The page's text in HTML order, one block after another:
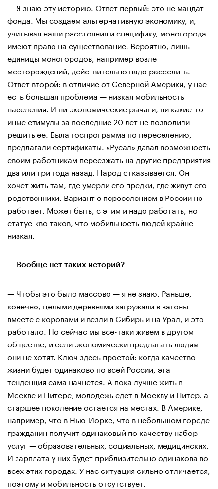
— Я знаю эту историю. Ответ первый: это не мандат
фонда. Мы создаем альтернативную экономику, и,
учитывая наши расстояния и специфику, моногорода
имеют право на существование. Вероятно, лишь
единицы моногородов, например возле
месторождений, действительно надо расселить.
Ответ второй: в отличие от Северной Америки, у нас
есть большая проблема — низкая мобильность
населения. И ни экономические рычаги, ни какие-то
иные стимулы за последние 20 лет не позволили
решить ее. Была госпрограмма по переселению,
предлагали сертификаты. «Русал» давал возможность
своим работникам переезжать на другие предприятия
два или три года назад. Народ отказывается. Он
хочет жить там, где умерли его предки, где живут его
родственники. Вариант с переселением в России не
работает. Может быть, с этим и надо работать, но
статус-кво таков, что мобильность людей крайне
низкая.
— Вообще нет таких историй?
— Чтобы это было массово — я не знаю. Раньше,
конечно, целыми деревнями загружали в вагоны
вместе с коровами и везли в Сибирь и на Урал, и это
работало. Но сейчас мы все-таки живем в другом
обществе, и если экономически предлагать людям —
они не хотят. Ключ здесь простой: когда качество
жизни будет одинаково по всей России, эта
тенденция сама начнется. А пока лучше жить в
Москве и Питере, молодежь едет в Москву и Питер, а
старшее поколение остается на местах. В Америке,
например, что в Нью-Йорке, что в небольшом городе
гражданин получит одинаковый по качеству набор
услуг — образовательных, социальных, медицинских.
И зарплата у них будет приблизительно одинакова во
всех этих городах. У нас ситуация сильно отличается,
поэтому и мобильность отсутствует.